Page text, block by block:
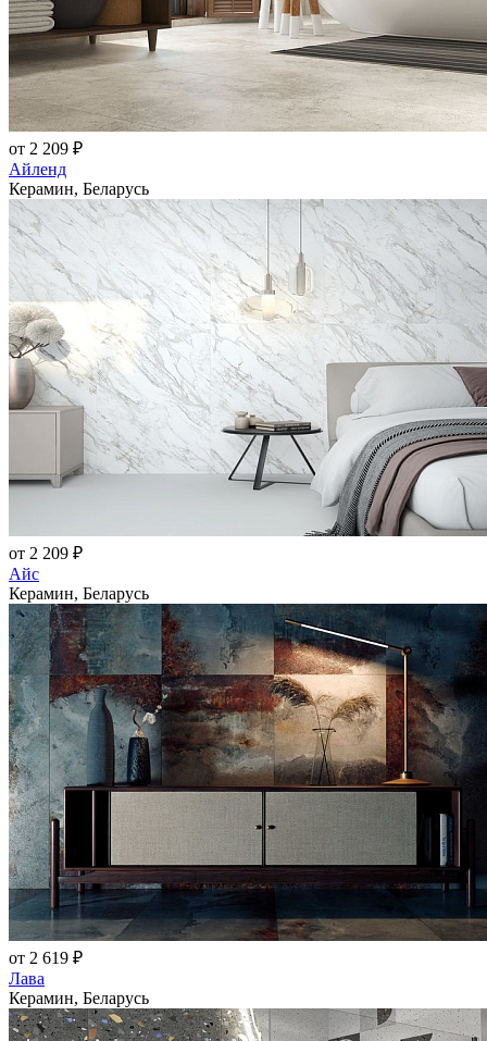
от 2 209 ₽
Айленд
Керамин, Беларусь
от 2 209 ₽
Айс
Керамин, Беларусь
от 2 619 ₽
Лава
Керамин, Беларусь